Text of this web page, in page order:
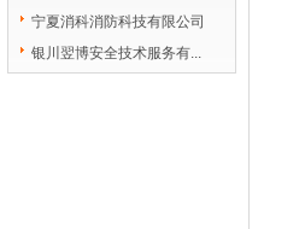
宁夏消科消防科技有限公司
银川翌博安全技术服务有...